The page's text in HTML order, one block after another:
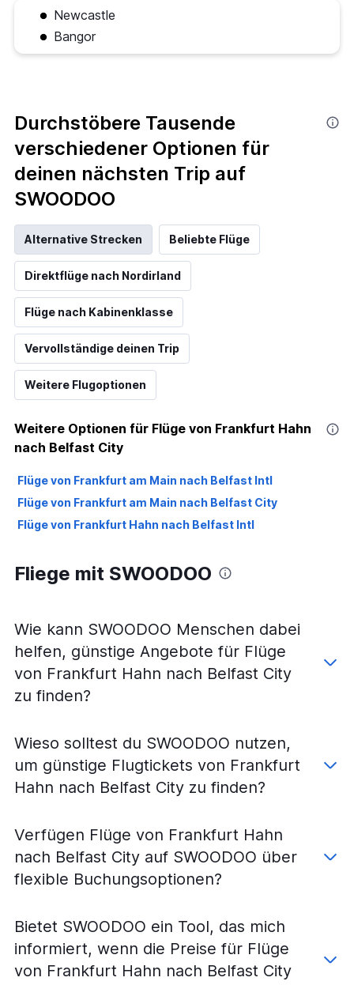
Newcastle
Bangor
Durchstöbere Tausende
verschiedener Optionen für
deinen nächsten Trip auf
SWOODOO
Alternative Strecken Beliebte Flüge
Direktflüge nach Nordirland
Flüge nach Kabinenklasse
Vervollständige deinen Trip
Weitere Flugoptionen
Weitere Optionen für Flüge von Frankfurt Hahn
nach Belfast City
Flüge von Frankfurt am Main nach Belfast Intl
Flüge von Frankfurt am Main nach Belfast City
Flüge von Frankfurt Hahn nach Belfast Intl
Fliege mit SWOODOO
Wie kann SWOODOO Menschen dabei
helfen, günstige Angebote für Flüge
von Frankfurt Hahn nach Belfast City
zu finden?
Wieso solltest du SWOODOO nutzen,
um günstige Flugtickets von Frankfurt
Hahn nach Belfast City zu finden?
Verfügen Flüge von Frankfurt Hahn
nach Belfast City auf SWOODOO über
flexible Buchungsoptionen?
Bietet SWOODOO ein Tool, das mich
informiert, wenn die Preise für Flüge
von Frankfurt Hahn nach Belfast City